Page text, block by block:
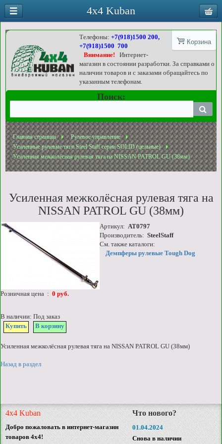
Корзина
Телефоны:+7(918)1500 200,
+7(918)1500 700
Внимание!
Интернет-
магазин в состоянии разработки. За справками о
наличии товаров и с заказами обращайтесь по
указанным телефонам.
Поиск:
Главная страница
Рулевое управление
Усиленные рулевые тяги Steel Staff серии SOLID (цельные)
Усиленная межколёсная рулевая тяга на NISSAN PATROL GU (38мм)
Усиленная межколёсная рулевая тяга на
NISSAN PATROL GU (38мм)
Артикул: AT0797
Производитель: SteelStaff
См. также каталоги:
Демпферы рулевые Tough Dog
Розничная цена : 0 руб.
В наличии: Под заказ
Купить
В корзину
Усиленная межколёсная рулевая тяга на NISSAN PATROL GU (38мм)
Назад в раздел
4x4 Kuban
Добро пожаловать в интернет-магазин
товаров 4x4!
Что нового?
01.04.2024
Снова в наличии
4x4 Kuban